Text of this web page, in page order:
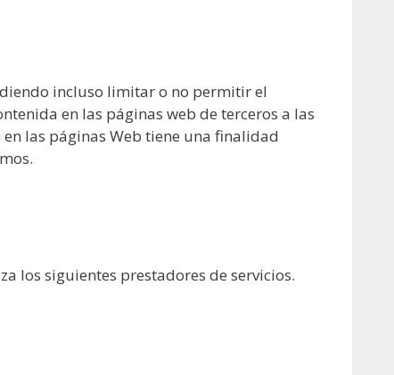
incluso limitar o no permitir el
en las páginas web de terceros a las
las páginas Web tiene una finalidad
los siguientes prestadores de servicios.